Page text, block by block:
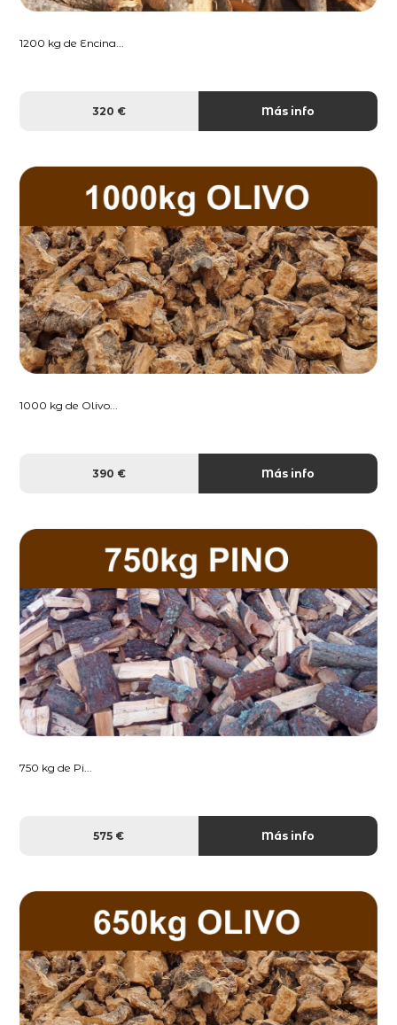
1200 kg de Encina...
320 € Más info
1000 kg de Olivo...
390 € Más info
750 kg de Pi...
575 € Más info